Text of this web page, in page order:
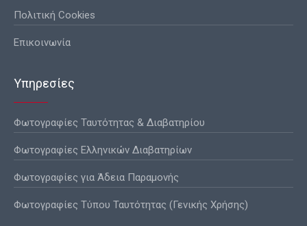
Πολιτική Cookies
Επικοινωνία
Υπηρεσίες
Φωτογραφίες Ταυτότητας & Διαβατηρίου
Φωτογραφίες Ελληνικών Διαβατηρίων
Φωτογραφίες για Άδεια Παραμονής
Φωτογραφίες Τύπου Ταυτότητας (Γενικής Χρήσης)